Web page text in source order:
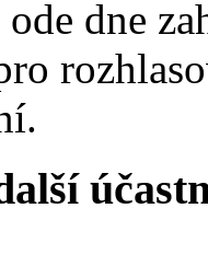
dne